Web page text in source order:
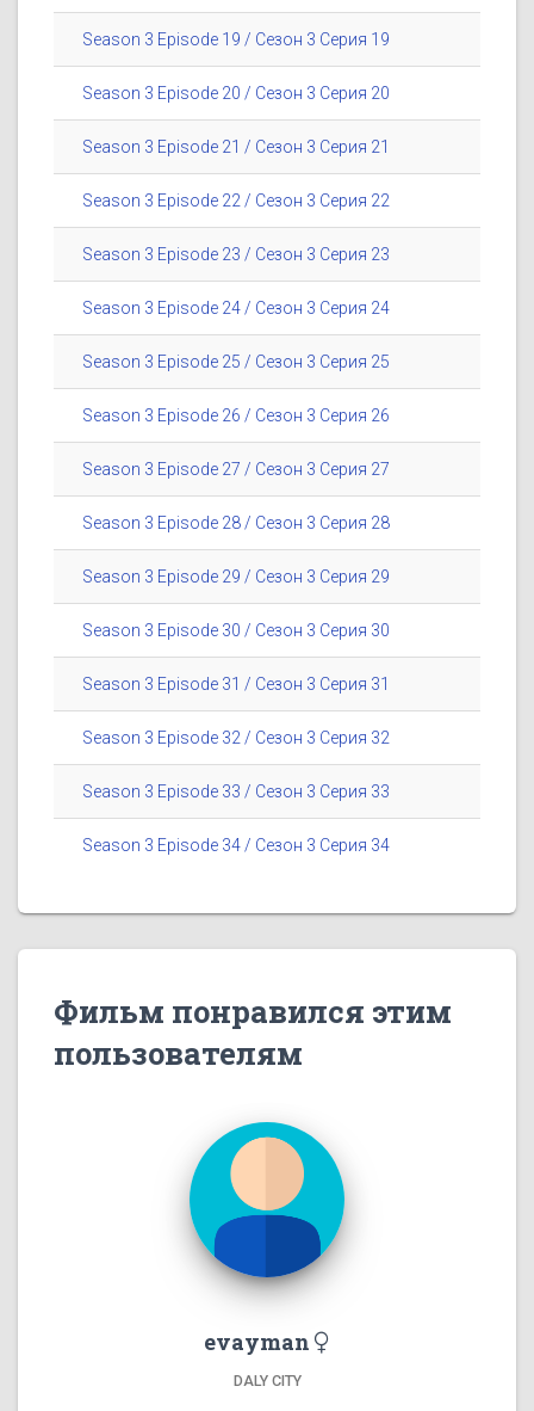
Season 3 Episode 19 / Сезон 3 Серия 19
Season 3 Episode 20 / Сезон 3 Серия 20
Season 3 Episode 21 / Сезон 3 Серия 21
Season 3 Episode 22 / Сезон 3 Серия 22
Season 3 Episode 23 / Сезон 3 Серия 23
Season 3 Episode 24 / Сезон 3 Серия 24
Season 3 Episode 25 / Сезон 3 Серия 25
Season 3 Episode 26 / Сезон 3 Серия 26
Season 3 Episode 27 / Сезон 3 Серия 27
Season 3 Episode 28 / Сезон 3 Серия 28
Season 3 Episode 29 / Сезон 3 Серия 29
Season 3 Episode 30 / Сезон 3 Серия 30
Season 3 Episode 31 / Сезон 3 Серия 31
Season 3 Episode 32 / Сезон 3 Серия 32
Season 3 Episode 33 / Сезон 3 Серия 33
Season 3 Episode 34 / Сезон 3 Серия 34
Фильм понравился этим
пользователям
evayman
DALY CITY